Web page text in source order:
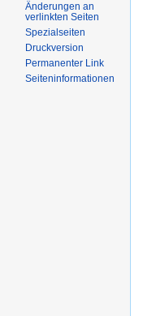
Änderungen an
verlinkten Seiten
Spezialseiten
Druckversion
Permanenter Link
Seiten­informationen